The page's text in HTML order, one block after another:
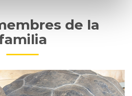
de la